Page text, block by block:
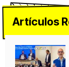
Artículos